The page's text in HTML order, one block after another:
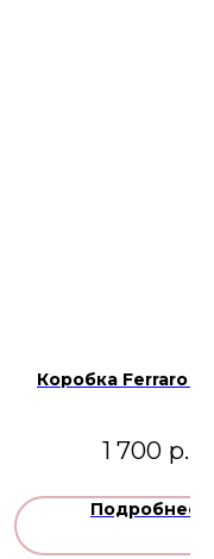
Коробка Ferraro
1 700 р.
Подробнее